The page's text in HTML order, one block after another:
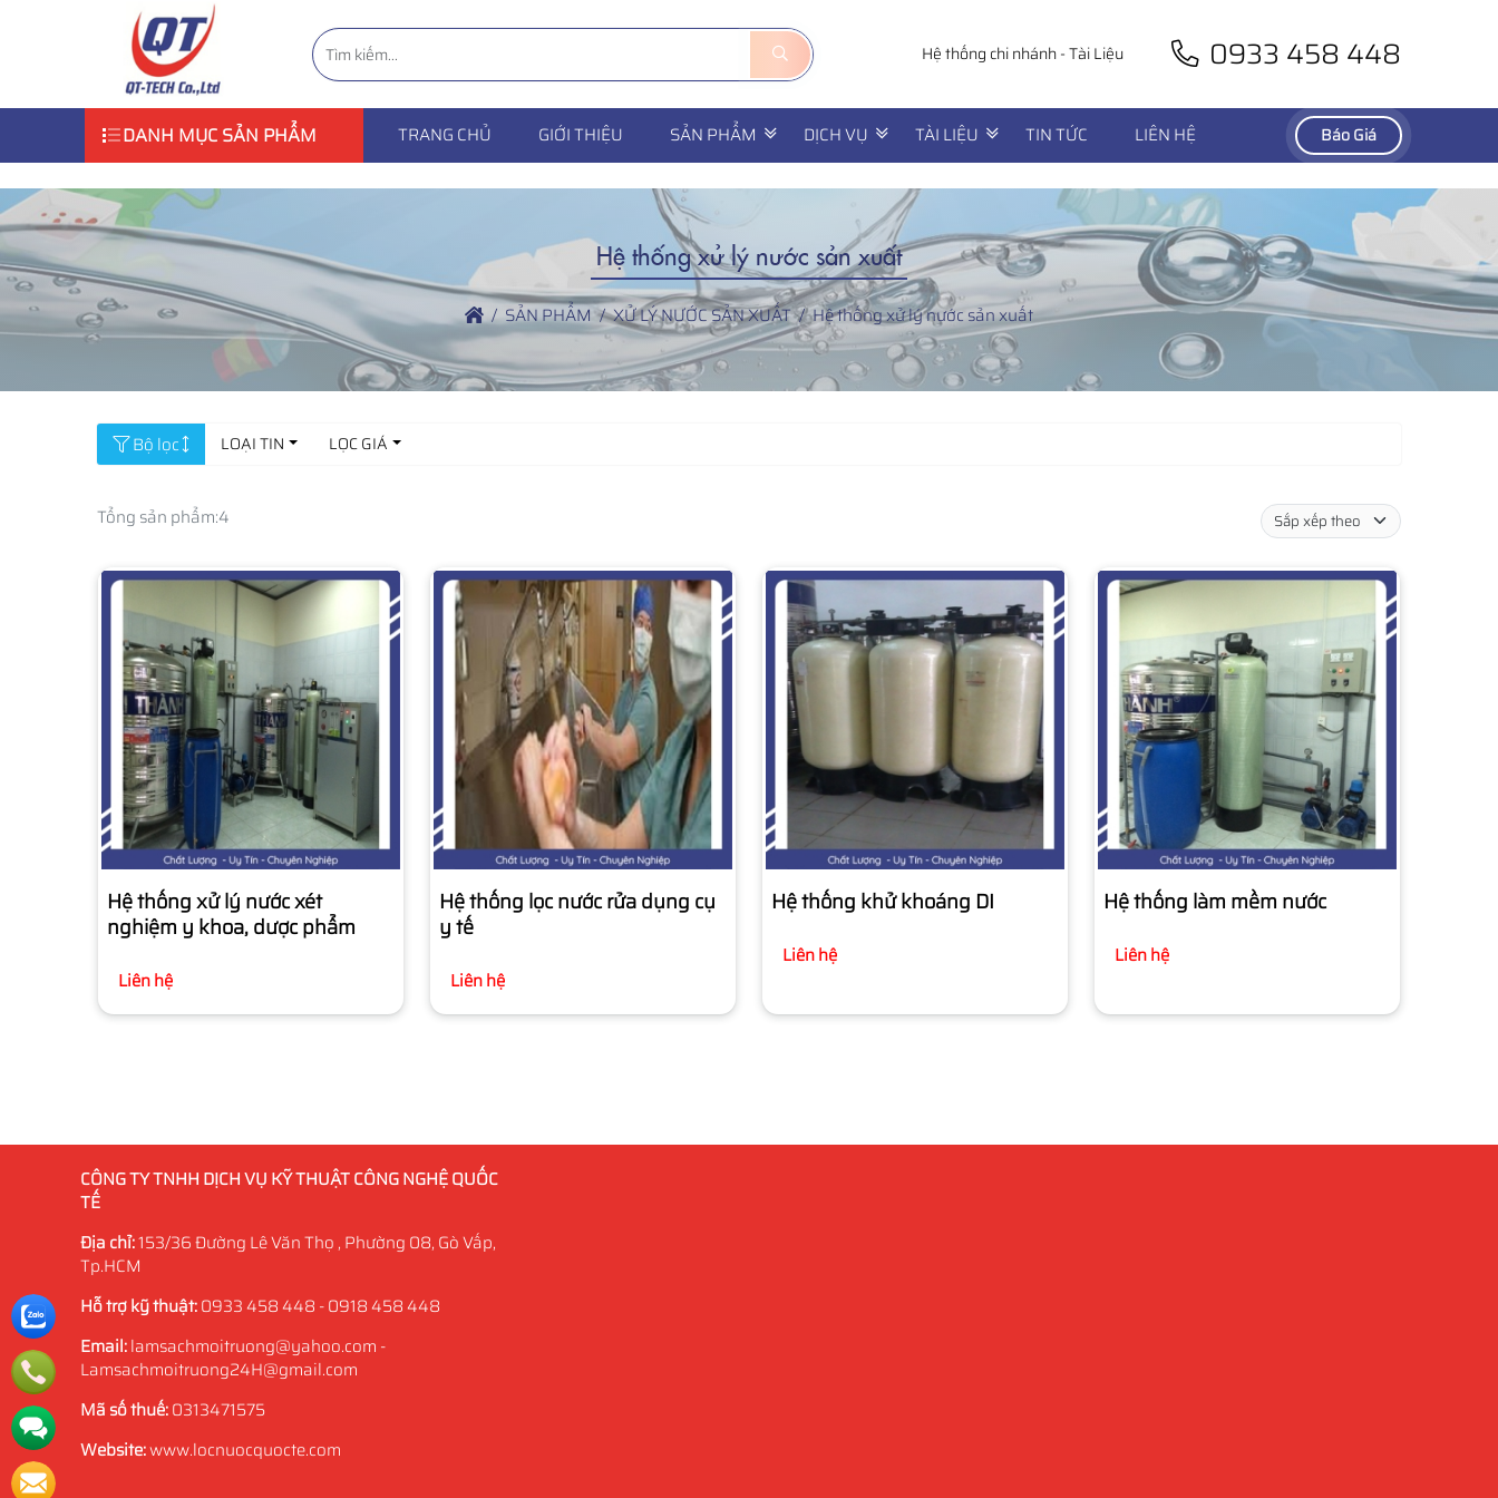
Hệ thống chi nhánh-Tài Liệu 0933 458 448
DANH MỤC SẢN PHẨM TRANG CHỦ GIỚI THIỆU SẢN PHẨM DỊCH VỤ TÀI LIỆU TIN TỨC LIÊN HỆ Báo Giá
Hệ thống xử lý nước sản xuất
SẢN PHẨM XỬ LÝ NƯỚC SẢN XUẤT Hệ thống xử lý nước sản xuất
Bộ lọc LOẠI TIN LỌC GIÁ
Tổng sản phẩm:4
Hệ thống xử lý nước xét
nghiệm y khoa, dược phẩm
Liên hệ
Hệ thống lọc nước rửa dụng cụ
y tế
Liên hệ
Hệ thống khử khoáng DI
Liên hệ
Hệ thống làm mềm nước
Liên hệ
CÔNG TY TNHH DỊCH VỤ KỸ THUẬT CÔNG NGHỆ QUỐC
TẾ
Địa chỉ:153/36 Đường Lê Văn Thọ , Phường 08, Gò Vấp,
Tp.HCM
Hỗ trợ kỹ thuật:0933 458 448 - 0918 458 448
Email:lamsachmoitruong@yahoo.com -
Lamsachmoitruong24H@gmail.com
Mã số thuế:0313471575
Website:www.locnuocquocte.com